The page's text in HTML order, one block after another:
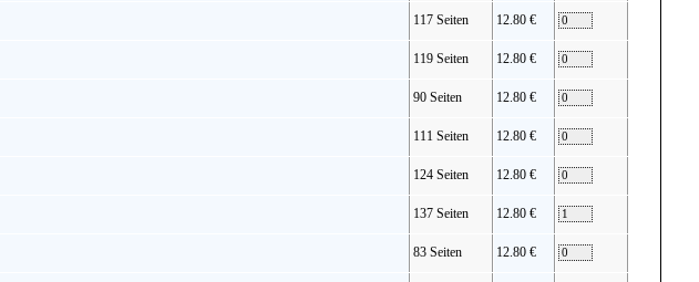
117 Seiten 12.80 €
119 Seiten 12.80 €
90 Seiten 12.80 €
111 Seiten 12.80 €
124 Seiten 12.80 €
137 Seiten 12.80 €
83 Seiten 12.80 €